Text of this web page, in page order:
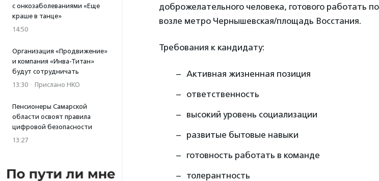
с онкозаболеваниями «Еще
краше в танце»
14:50
Организация «Продвижение»
и компания «Инва-Титан»
будут сотрудничать
13:30 · Прислано НКО
Пенсионеры Самарской
области освоят правила
цифровой безопасности
13:27
доброжелательного человека, готового работать
возле метро Чернышевская/площадь Восстания.
Требования к кандидату:
Активная жизненная позиция
ответственность
высокий уровень социализации
развитые бытовые навыки
готовность работать в команде
толерантность